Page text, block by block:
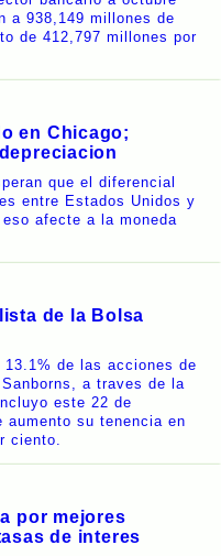
a 938,149 millones de
de 412,797 millones por
en Chicago;
que el diferencial
entre Estados Unidos y
afecte a la moneda
de la Bolsa
13.1% de las acciones de
a traves de la
este 22 de
aumento su tenencia en
ciento.
por mejores
de interes